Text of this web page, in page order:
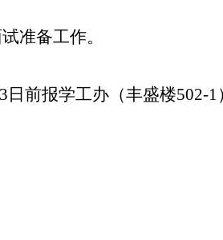
准备工作。
3 日前报学工办（丰盛楼502-